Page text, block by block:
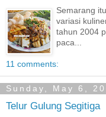
Semarang
variasi
tahun 2004
paca...
11 comments:
Sunday, May 6,
Telur Gulung Segitiga